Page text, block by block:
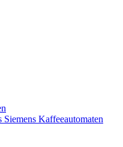
Siemens Kaffeeautomaten